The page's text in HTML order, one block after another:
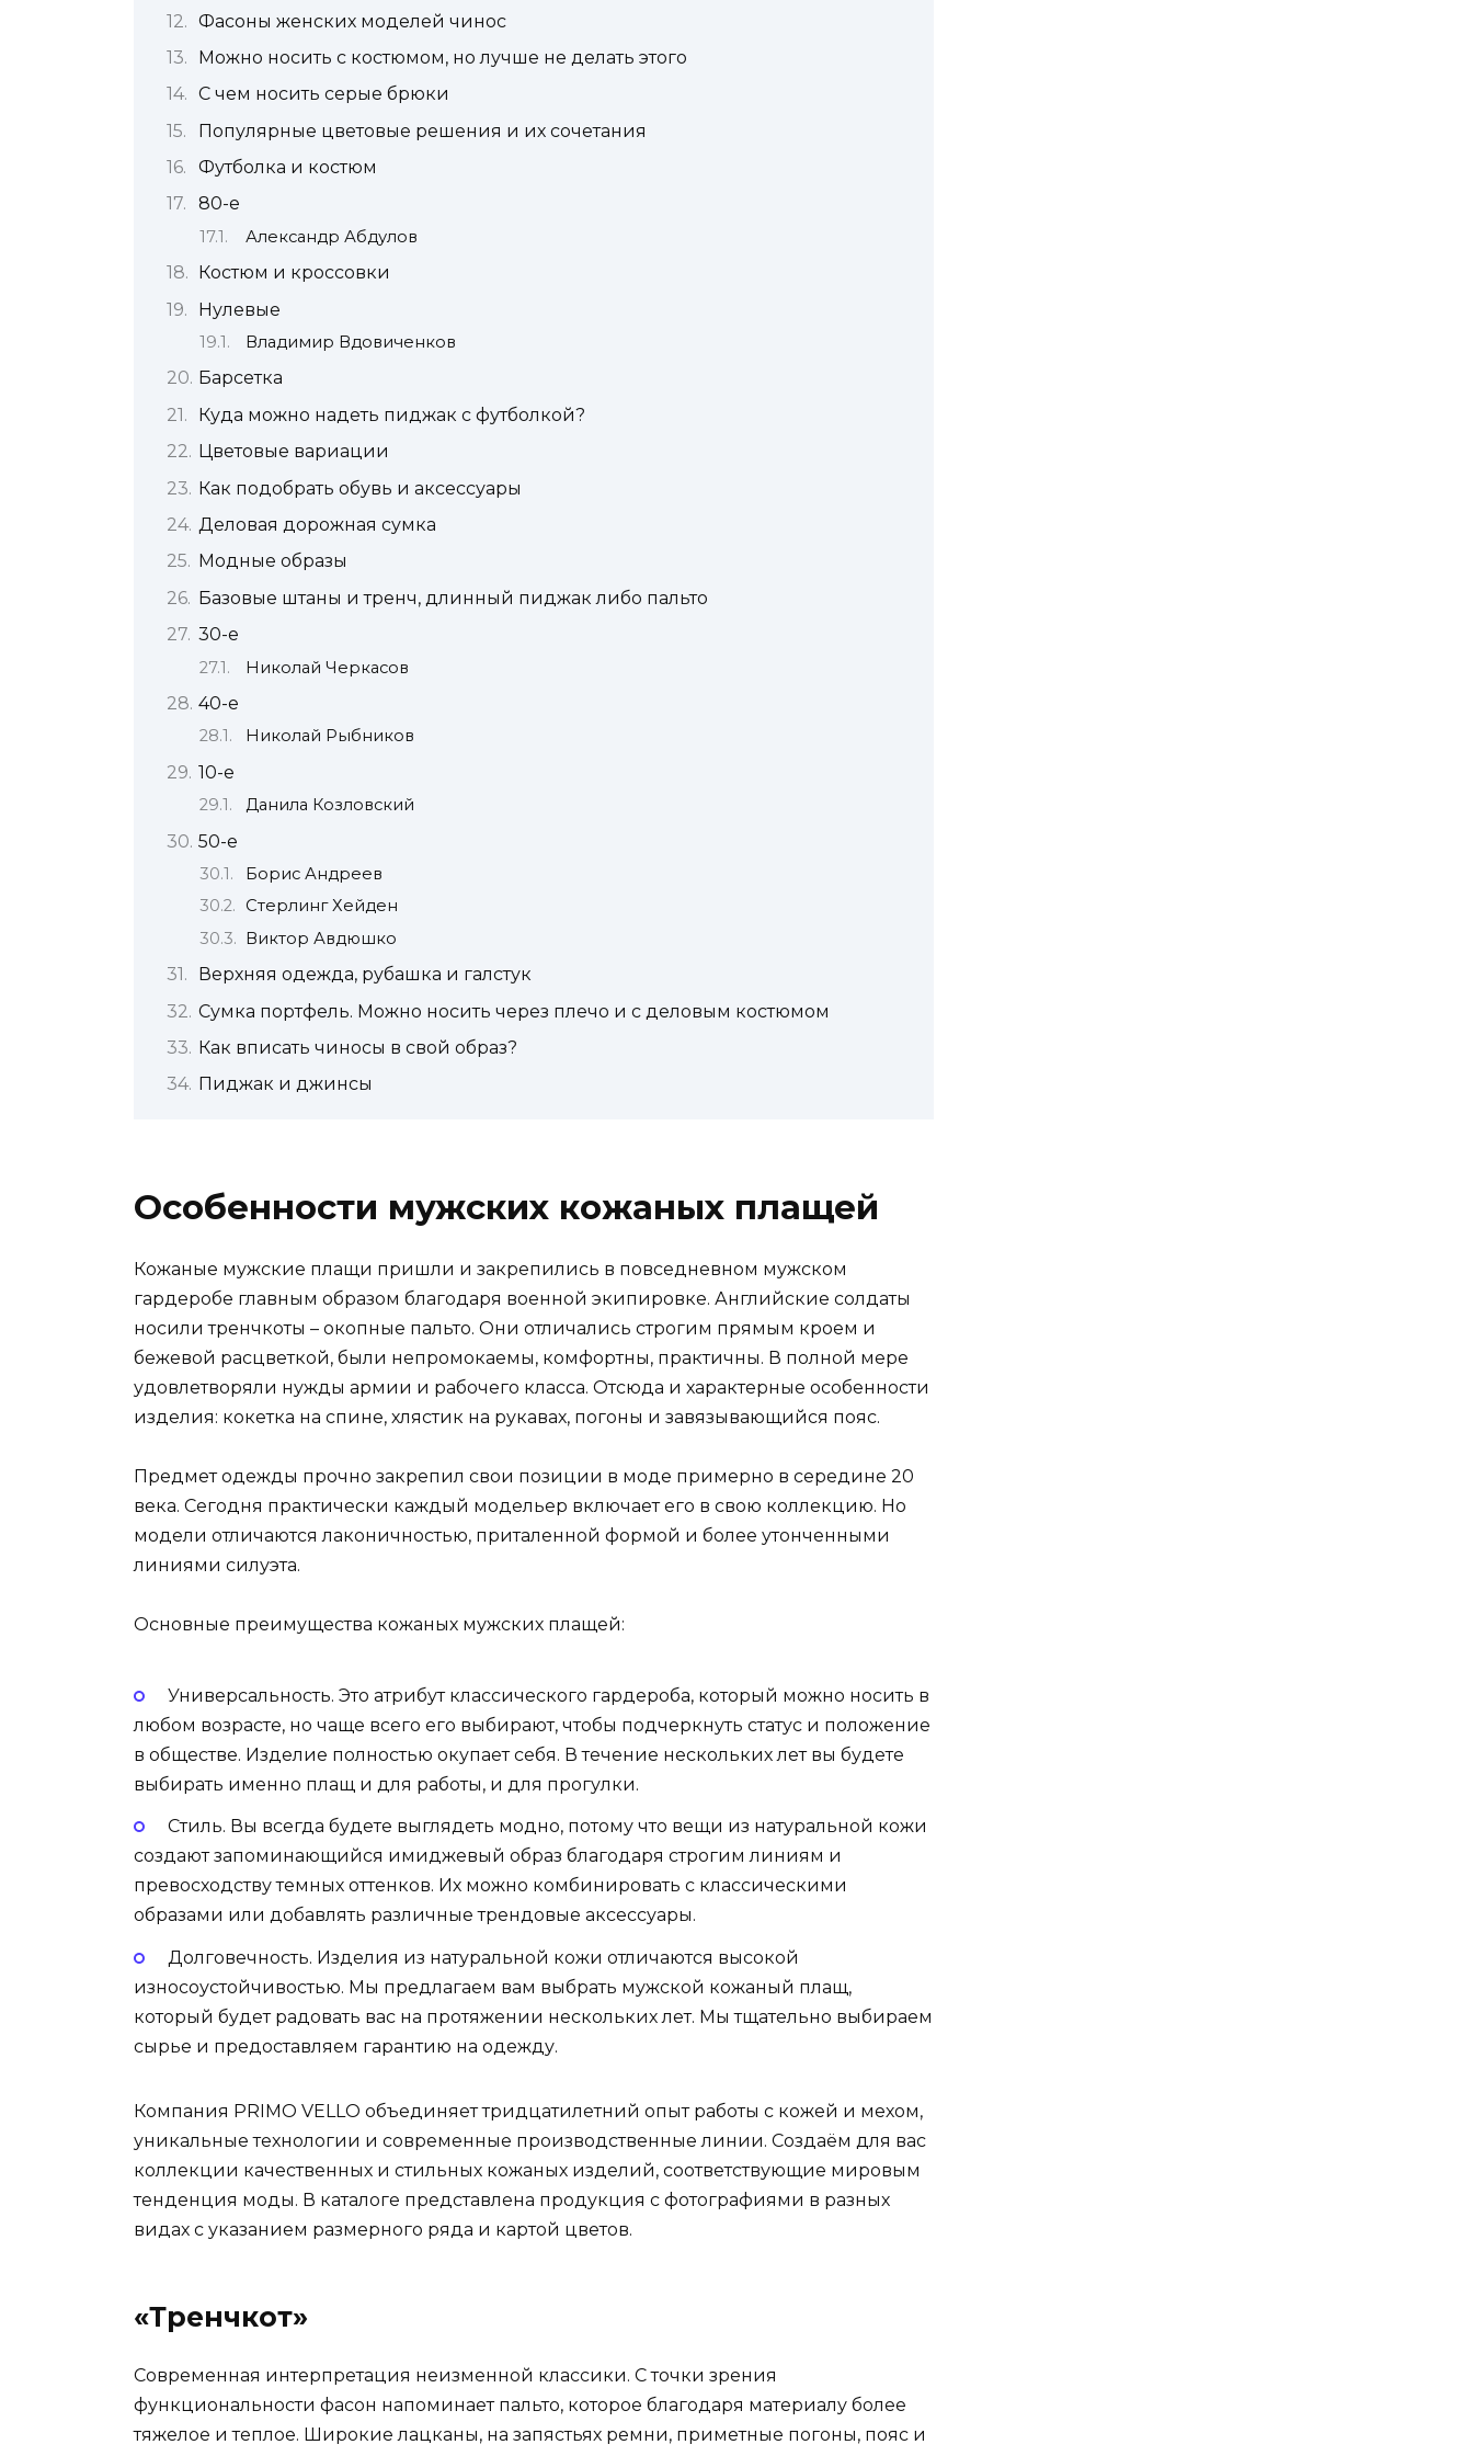
Фасоны женских моделей чинос
Можно носить с костюмом, но лучше не делать этого
С чем носить серые брюки
Популярные цветовые решения и их сочетания
Футболка и костюм
80-е
Александр Абдулов
Костюм и кроссовки
Нулевые
Владимир Вдовиченков
Барсетка
Куда можно надеть пиджак с футболкой?
Цветовые вариации
Как подобрать обувь и аксессуары
Деловая дорожная сумка
Модные образы
Базовые штаны и тренч, длинный пиджак либо пальто
30-е
Николай Черкасов
40-е
Николай Рыбников
10-е
Данила Козловский
50-е
Борис Андреев
Стерлинг Хейден
Виктор Авдюшко
Верхняя одежда, рубашка и галстук
Сумка портфель. Можно носить через плечо и с деловым костюмом
Как вписать чиносы в свой образ?
Пиджак и джинсы
Особенности мужских кожаных плащей
Кожаные мужские плащи пришли и закрепились в повседневном мужском
гардеробе главным образом благодаря военной экипировке. Английские солдаты
носили тренчкоты – окопные пальто. Они отличались строгим прямым кроем и
бежевой расцветкой, были непромокаемы, комфортны, практичны. В полной мере
удовлетворяли нужды армии и рабочего класса. Отсюда и характерные особенности
изделия: кокетка на спине, хлястик на рукавах, погоны и завязывающийся пояс.
Предмет одежды прочно закрепил свои позиции в моде примерно в середине 20
века. Сегодня практически каждый модельер включает его в свою коллекцию. Но
модели отличаются лаконичностью, приталенной формой и более утонченными
линиями силуэта.
Основные преимущества кожаных мужских плащей:
Универсальность. Это атрибут классического гардероба, который можно носить в
любом возрасте, но чаще всего его выбирают, чтобы подчеркнуть статус и положение
в обществе. Изделие полностью окупает себя. В течение нескольких лет вы будете
выбирать именно плащ и для работы, и для прогулки.
Стиль. Вы всегда будете выглядеть модно, потому что вещи из натуральной кожи
создают запоминающийся имиджевый образ благодаря строгим линиям и
превосходству темных оттенков. Их можно комбинировать с классическими
образами или добавлять различные трендовые аксессуары.
Долговечность. Изделия из натуральной кожи отличаются высокой
износоустойчивостью. Мы предлагаем вам выбрать мужской кожаный плащ,
который будет радовать вас на протяжении нескольких лет. Мы тщательно выбираем
сырье и предоставляем гарантию на одежду.
Компания PRIMO VELLO объединяет тридцатилетний опыт работы с кожей и мехом,
уникальные технологии и современные производственные линии. Создаём для вас
коллекции качественных и стильных кожаных изделий, соответствующие мировым
тенденция моды. В каталоге представлена продукция с фотографиями в разных
видах с указанием размерного ряда и картой цветов.
«Тренчкот»
Современная интерпретация неизменной классики. С точки зрения
функциональности фасон напоминает пальто, которое благодаря материалу более
тяжелое и теплое. Широкие лацканы, на запястьях ремни, приметные погоны, пояс и